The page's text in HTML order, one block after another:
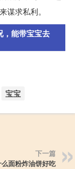
谋求私利。
，能带宝宝去
宝宝
下一篇
面粉炸油饼好吃